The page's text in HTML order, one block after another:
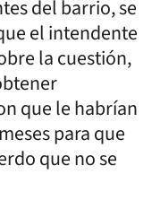
del barrio, se
el intendente
la cuestión,
que le habrían
para que
que no se